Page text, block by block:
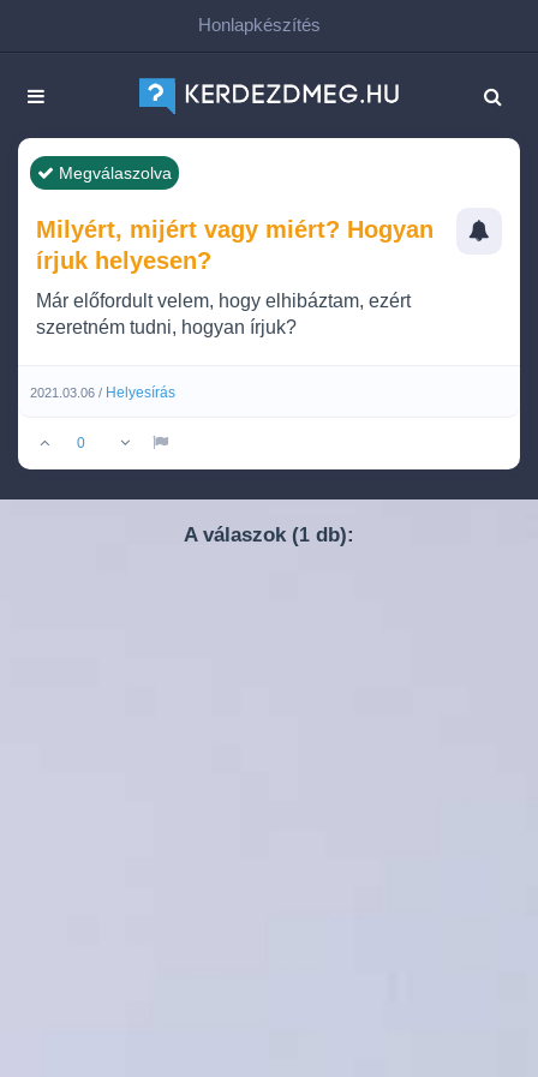
Honlapkészítés
Megválaszolva
Milyért, mijért vagy miért? Hogyan
írjuk helyesen?
Már előfordult velem, hogy elhibáztam, ezért
szeretném tudni, hogyan írjuk?
2021.03.06 / Helyesírás
0
A válaszok (1 db):